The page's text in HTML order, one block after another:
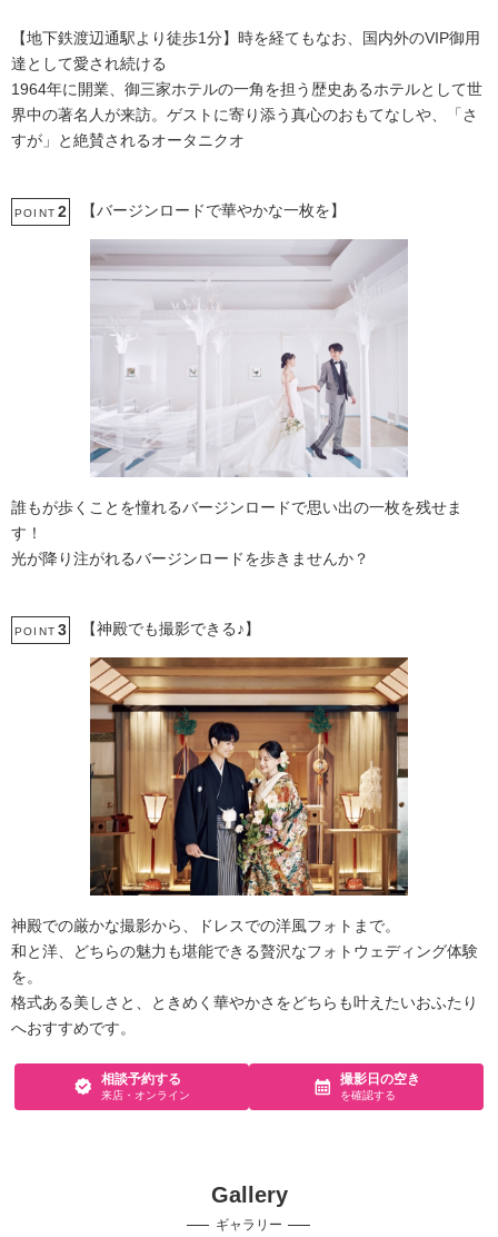
【地下鉄渡辺通駅より徒歩1分】時を経てもなお、国内外のVIP御用
達として愛され続ける
1964年に開業、御三家ホテルの一角を担う歴史あるホテルとして世
界中の著名人が来訪。ゲストに寄り添う真心のおもてなしや、「さ
すが」と絶賛されるオータニクオ
POINT 2 【バージンロードで華やかな一枚を】
誰もが歩くことを憧れるバージンロードで思い出の一枚を残せま
す！
光が降り注がれるバージンロードを歩きませんか？
POINT 3 【神殿でも撮影できる♪】
神殿での厳かな撮影から、ドレスでの洋風フォトまで。
和と洋、どちらの魅力も堪能できる贅沢なフォトウェディング体験
を。
格式ある美しさと、ときめく華やかさをどちらも叶えたいおふたり
へおすすめです。
相談予約する
来店・オンライン
撮影日の空き
を確認する
Gallery
ギャラリー